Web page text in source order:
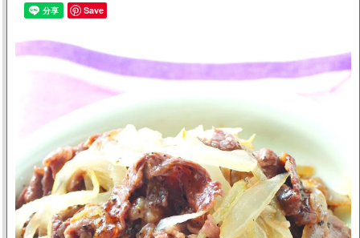
Save